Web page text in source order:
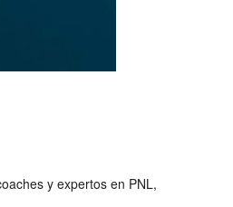
y expertos en PNL,